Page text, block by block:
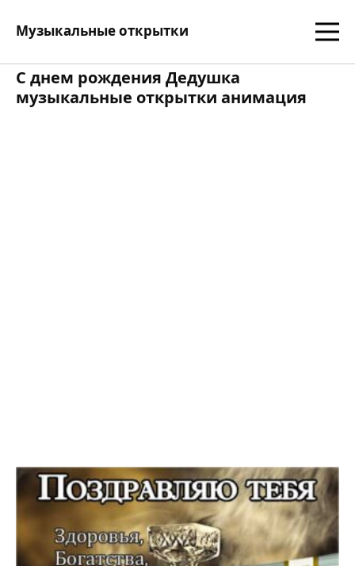
Музыкальные открытки
С днем рождения Дедушка
музыкальные открытки анимация